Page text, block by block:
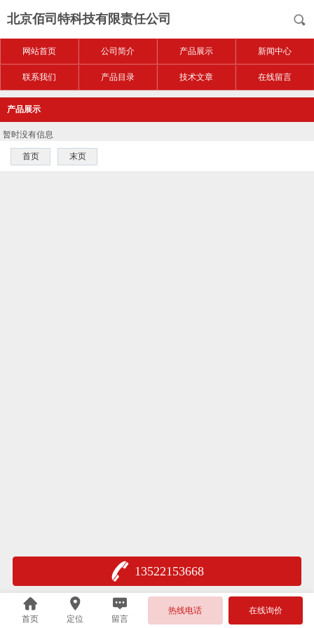
北京佰司特科技有限责任公司
网站首页 公司简介 产品展示 新闻中心
联系我们 产品目录 技术文章 在线留言
产品展示
暂时没有信息
首页 末页
13522153668
首页 定位 留言
热线电话 在线询价